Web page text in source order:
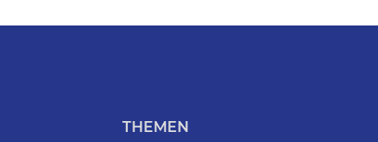
THEMEN